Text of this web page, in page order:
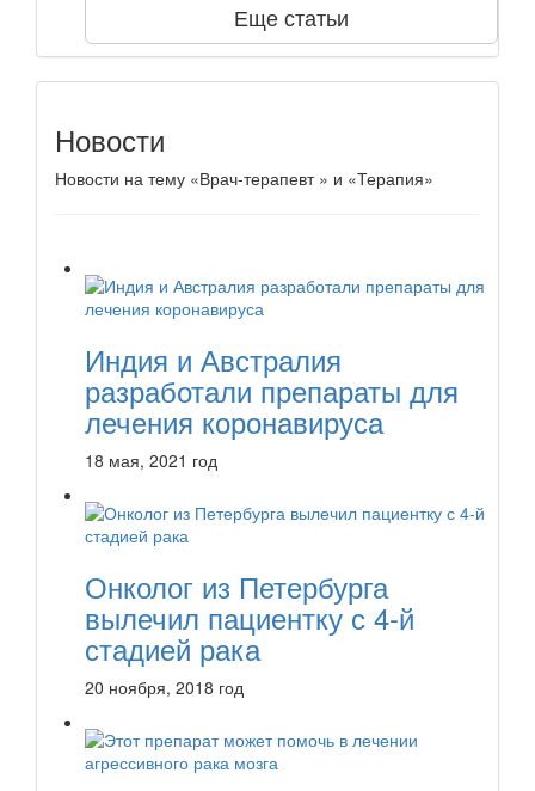
Еще статьи
Новости
Новости на тему «Врач-терапевт » и «Терапия»
Индия и Австралия
разработали препараты для
лечения коронавируса
18 мая, 2021 год
Онколог из Петербурга
вылечил пациентку с 4-й
стадией рака
20 ноября, 2018 год